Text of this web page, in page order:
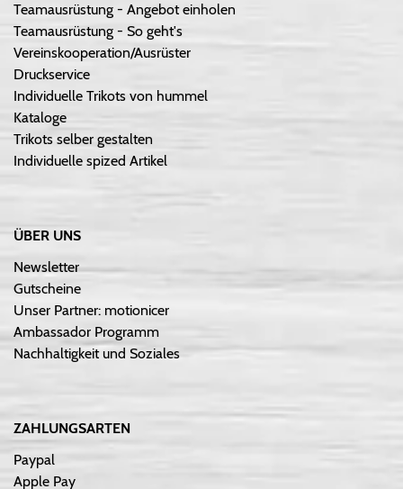
Teamausrüstung - Angebot einholen
Teamausrüstung - So geht's
Vereinskooperation/Ausrüster
Druckservice
Individuelle Trikots von hummel
Kataloge
Trikots selber gestalten
Individuelle spized Artikel
ÜBER UNS
Newsletter
Gutscheine
Unser Partner: motionicer
Ambassador Programm
Nachhaltigkeit und Soziales
ZAHLUNGSARTEN
Paypal
Apple Pay